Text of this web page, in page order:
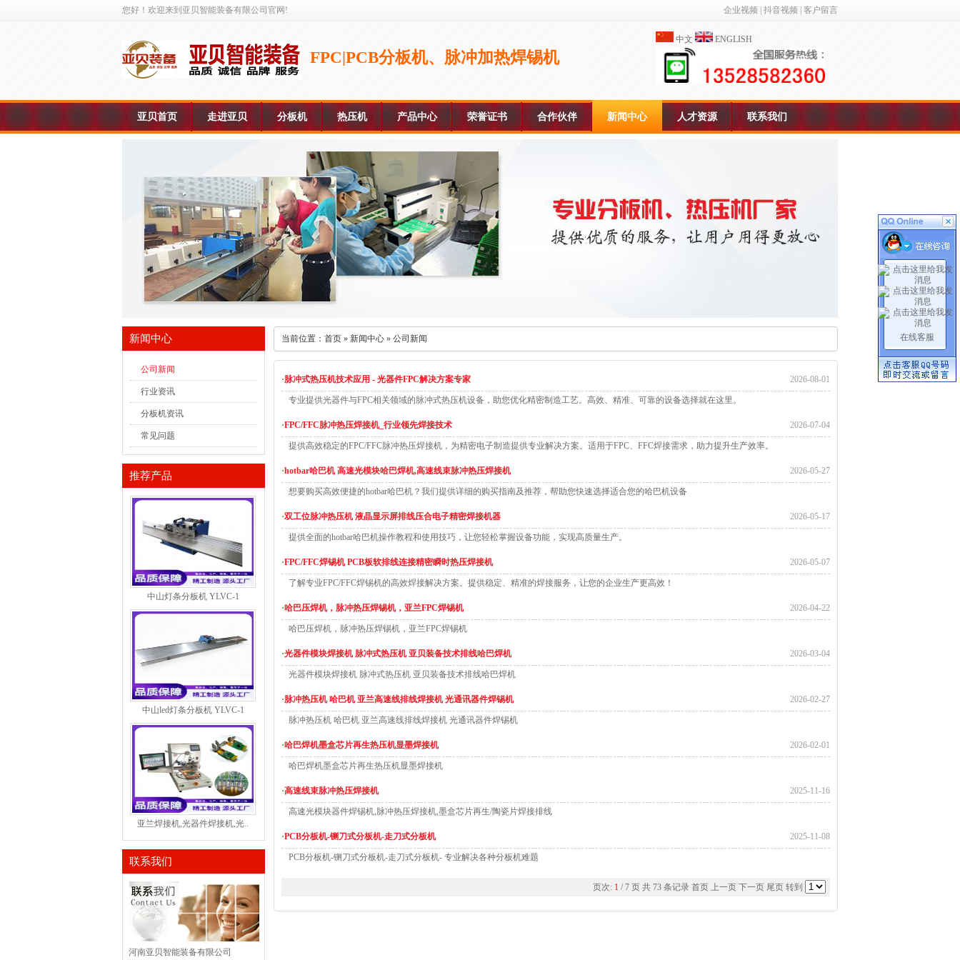
您好！欢迎来到亚贝智能装备有限公司官网! 企业视频 抖音视频 客户留言
FPC|PCB分板机、脉冲加热焊锡机
中文 ENGLISH
亚贝首页 走进亚贝 分板机 热压机 产品中心 荣誉证书 合作伙伴 新闻中心 人才资源 联系我们
新闻中心
公司新闻
行业资讯
分板机资讯
常见问题
推荐产品
中山灯条分板机 YLVC-1
中山led灯条分板机 YLVC-1
亚兰焊接机,光器件焊接机,光..
联系我们
河南亚贝智能装备有限公司
当前位置： 首页 » 新闻中心 » 公司新闻
2026-08-01
·脉冲式热压机技术应用 - 光器件FPC解决方案专家
专业提供光器件与FPC相关领域的脉冲式热压机设备，助您优化精密制造工艺。高效、精准、可靠的设备选择就在这里。
2026-07-04
·FPC/FFC脉冲热压焊接机_行业领先焊接技术
提供高效稳定的FPC/FFC脉冲热压焊接机，为精密电子制造提供专业解决方案。适用于FPC、FFC焊接需求，助力提升生产效率。
2026-05-27
·hotbar哈巴机 高速光模块哈巴焊机,高速线束脉冲热压焊接机
想要购买高效便捷的hotbar哈巴机？我们提供详细的购买指南及推荐，帮助您快速选择适合您的哈巴机设备
2026-05-17
·双工位脉冲热压机 液晶显示屏排线压合电子精密焊接机器
提供全面的hotbar哈巴机操作教程和使用技巧，让您轻松掌握设备功能，实现高质量生产。
2026-05-07
·FPC/FFC焊锡机 PCB板软排线连接精密瞬时热压焊接机
了解专业FPC/FFC焊锡机的高效焊接解决方案。提供稳定、精准的焊接服务，让您的企业生产更高效！
2026-04-22
·哈巴压焊机，脉冲热压焊锡机，亚兰FPC焊锡机
哈巴压焊机，脉冲热压焊锡机，亚兰FPC焊锡机
2026-03-04
·光器件模块焊接机 脉冲式热压机 亚贝装备技术排线哈巴焊机
光器件模块焊接机 脉冲式热压机 亚贝装备技术排线哈巴焊机
2026-02-27
·脉冲热压机 哈巴机 亚兰高速线排线焊接机 光通讯器件焊锡机
脉冲热压机 哈巴机 亚兰高速线排线焊接机 光通讯器件焊锡机
2026-02-01
·哈巴焊机墨盒芯片再生热压机显墨焊接机
哈巴焊机墨盒芯片再生热压机显墨焊接机
2025-11-16
·高速线束脉冲热压焊接机
高速光模块器件焊锡机,脉冲热压焊接机,墨盒芯片再生/陶瓷片焊接排线
2025-11-08
·PCB分板机-铡刀式分板机-走刀式分板机
PCB分板机-铡刀式分板机-走刀式分板机- 专业解决各种分板机难题
页次: 1 / 7 页 共 73 条记录 首页 上一页 下一页 尾页 转到
在线客服